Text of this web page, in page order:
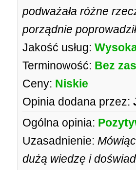
podważała różne
porządnie
Jakość usług:
Terminowość: Bez
Ceny: Niskie
Opinia dodana przez:
Ogólna opinia:
Uzasadnienie:
dużą wiedzę i